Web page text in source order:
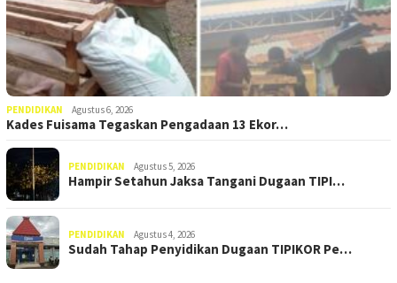
PENDIDIKAN Agustus 6, 2026
Kades Fuisama Tegaskan Pengadaan 13 Ekor…
PENDIDIKAN Agustus 5, 2026
Hampir Setahun Jaksa Tangani Dugaan TIPI…
PENDIDIKAN Agustus 4, 2026
Sudah Tahap Penyidikan Dugaan TIPIKOR Pe…